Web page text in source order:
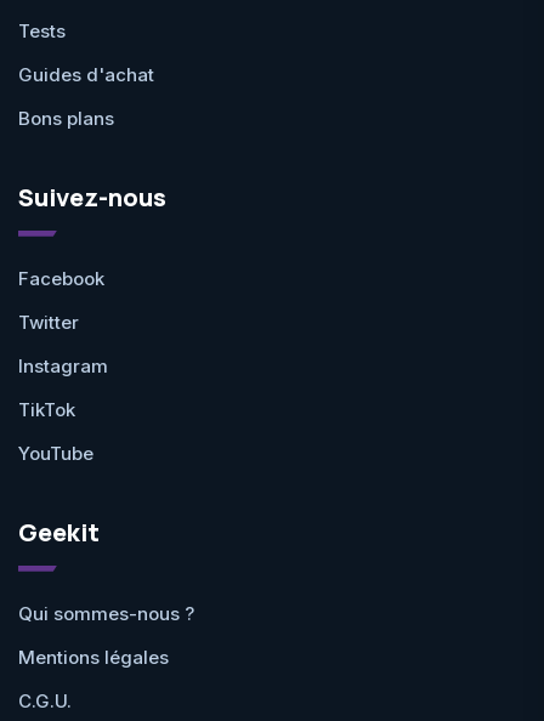
Tests
Guides d'achat
Bons plans
Suivez-nous
Facebook
Twitter
Instagram
TikTok
YouTube
Geekit
Qui sommes-nous ?
Mentions légales
C.G.U.